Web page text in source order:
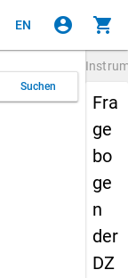
EN account_circle shopping_cart
Suchen
Fra
ge
bo
ge
n
der
DZ